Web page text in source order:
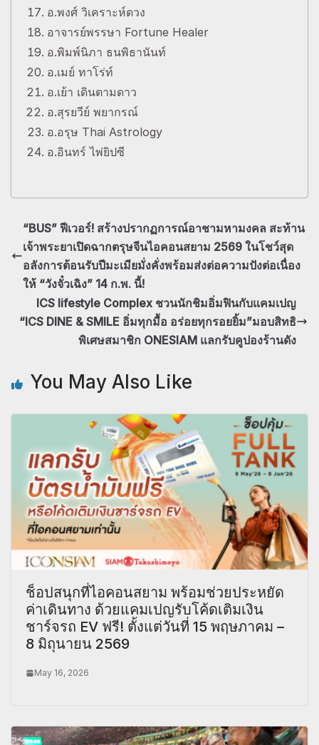
อ.พงศ์ วิเคราะห์ดวง
อาจารย์พรรษา Fortune Healer
อ.พิมพ์นิภา ธนพิธานันท์
อ.เมย์ ทาโร่ท์
อ.เย้า เดินตามดาว
อ.สุรยวีย์ พยากรณ์
อ.อรุษ Thai Astrology
อ.อินทร์ ไพ่ยิปซี
“BUS” ฟีเวอร์! สร้างปรากฏการณ์อาชามหามงคล สะท้าน
เจ้าพระยาเปิดฉากตรุษจีนไอคอนสยาม 2569 ในโชว์สุด
อลังการต้อนรับปีมะเมียมั่งคั่งพร้อมส่งต่อความปังต่อเนื่อง
ให้ “วังจั๋วเฉิง” 14 ก.พ. นี้!
ICS lifestyle Complex ชวนนักชิมอิ่มฟินกับแคมเปญ
“ICS DINE & SMILE อิ่มทุกมื้อ อร่อยทุกรอยยิ้ม”มอบสิทธิ
พิเศษสมาชิก ONESIAM แลกรับคูปองร้านดัง
You May Also Like
ช็อปสนุกที่ไอคอนสยาม พร้อมช่วยประหยัด
ค่าเดินทาง ด้วยแคมเปญรับโค้ดเติมเงิน
ชาร์จรถ EV ฟรี! ตั้งแต่วันที่ 15 พฤษภาคม –
8 มิถุนายน 2569
May 16, 2026